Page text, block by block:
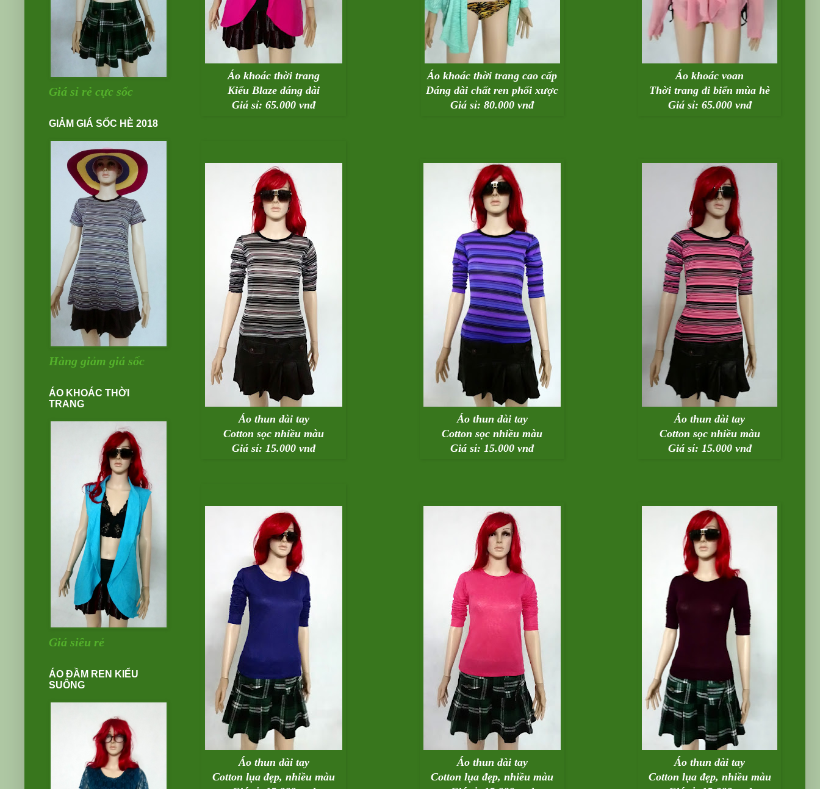
Áo khoác thời trang
Kiểu Blaze dáng dài
Giá sỉ: 65.000 vnđ
Áo khoác voan
Thời trang đi biển mùa hè
Giá sỉ: 65.000 vnđ
Áo khoác thời trang cao cấp
Dáng dài chất ren phối xược
Giá sỉ: 80.000 vnđ
Áo thun dài tay
Cotton sọc nhiều màu
Giá sỉ: 15.000 vnđ
Áo thun dài tay
Cotton sọc nhiều màu
Giá sỉ: 15.000 vnđ
Áo thun dài tay
Cotton sọc nhiều màu
Giá sỉ: 15.000 vnđ
Áo thun dài tay
Cotton lụa đẹp, nhiều màu
Áo thun dài tay
Cotton lụa đẹp, nhiều màu
Áo thun dài tay
Cotton lụa đẹp, nhiều màu
Giá sỉ rẻ cực sốc
GIẢM GIÁ SỐC HÈ 2018
Hàng giảm giá sốc
ÁO KHOÁC THỜI
TRANG
Giá siêu rẻ
ÁO ĐẦM REN KIỂU
SUÔNG